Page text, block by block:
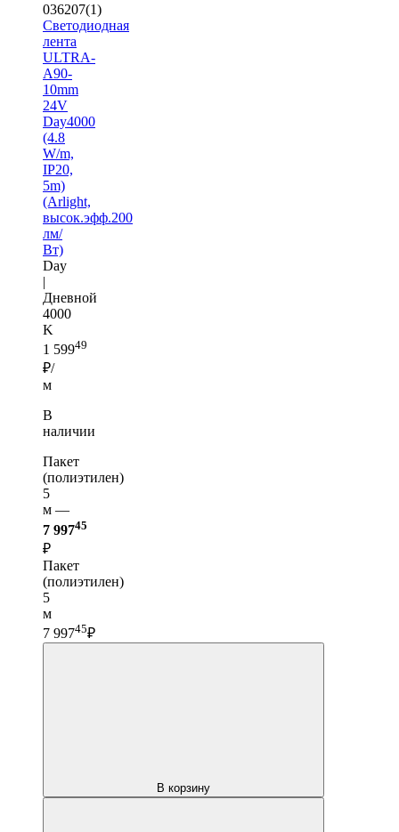
036207(1)
Светодиодная
лента
ULTRA-
A90-
10mm
24V
Day4000
(4.8
W/m,
IP20,
5m)
(Arlight,
высок.эфф.200
лм/
Вт)
Day
|
Дневной
4000
K
1 59949
₽/
м
В
наличии
Пакет
(полиэтилен)
5
м —
7 99745
₽
Пакет
(полиэтилен)
5
м
7 99745₽
В корзину